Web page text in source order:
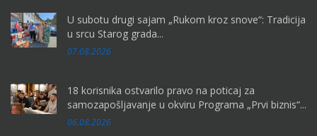
U subotu drugi sajam „Rukom kroz snove“: Tradicija
u srcu Starog grada...
07.08.2026
18 korisnika ostvarilo pravo na poticaj za
samozapošljavanje u okviru Programa „Prvi biznis“...
06.08.2026